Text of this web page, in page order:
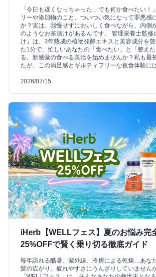
「今日も遅くなっちゃった…でも何か食べたい！
リーや添加物のこと、ついつい気になって罪悪感
か？実は、我慢せずにおいしく食べながら、内側
のようなお茶漬けがあるんです。 管理栄養士監修
け』は、3年熟成の植物発酵エキスと美容成分を
た1分で、忙しいあなたの「食べたい」と「整えた
る、新感覚の食べる美活を始めませんか？私も最
たが、この満足感とギルティフリーな夜食体験に
2026/07/15
iHerb【WELLフェス】夏のお悩み完
25%OFFで賢く乗り切る徹底ガイド
毎年訪れる酷暑、紫外線、冷房による乾燥…あな
髪の広がり、疲れやすさにうんざりしていません